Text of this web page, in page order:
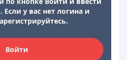
у вас нет логина и
Войти